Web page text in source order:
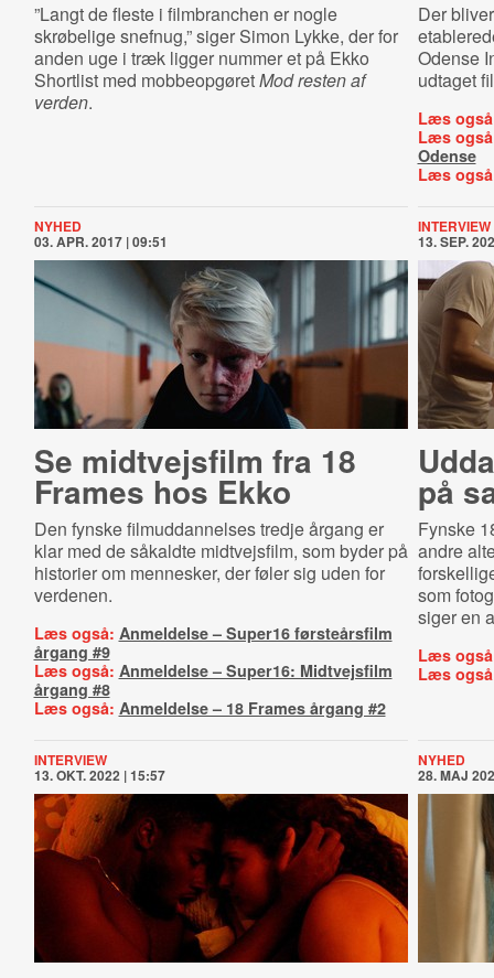
”Langt de fleste i filmbranchen er nogle
skrøbelige snefnug,” siger Simon Lykke, der for
anden uge i træk ligger nummer et på Ekko
Shortlist med mobbeopgøretMod resten af
verden.
Der
Odense
udtaget
Læs
Læs
Odense
Læs
NYHED
03. APR. 2017 | 09:51
Se midtvejsfilm fra 18
Frames hos Ekko
Den fynske filmuddannelses tredje årgang er
klar med de såkaldte midtvejsfilm, som byder på
historier om mennesker, der føler sig uden for
verdenen.
Læs også: Anmeldelse – Super16 førsteårsfilm
årgang #9
Læs også: Anmeldelse – Super16: Midtvejsfilm
årgang #8
Læs også: Anmeldelse – 18 Frames årgang #2
INTERVIEW
13. SEP.
på
Fynske
andre
som
siger en
Læs
Læs
INTERVIEW
13. OKT. 2022 | 15:57
NYHED
28. MAJ